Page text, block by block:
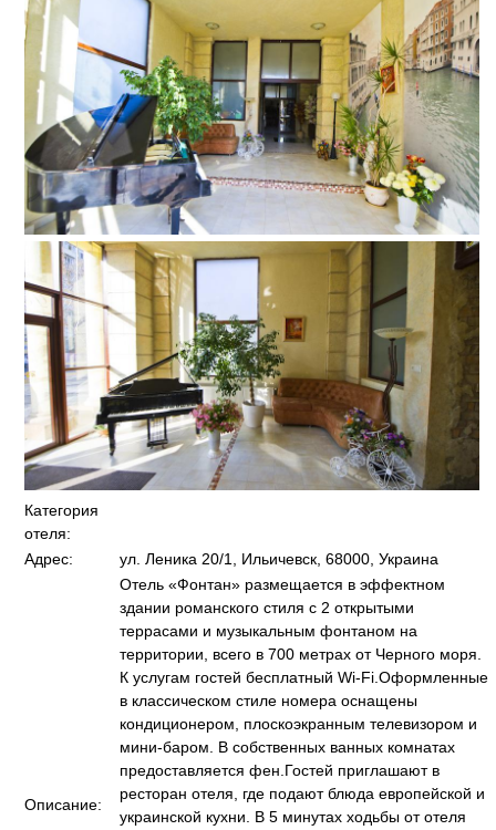
Категория
отеля:
Адрес:
ул. Леника 20/1, Ильичевск, 68000, Украина
Описание:
Отель «Фонтан» размещается в эффектном
здании романского стиля с 2 открытыми
террасами и музыкальным фонтаном на
территории, всего в 700 метрах от Черного моря.
К услугам гостей бесплатный Wi-Fi.Оформленные
в классическом стиле номера оснащены
кондиционером, плоскоэкранным телевизором и
мини-баром. В собственных ванных комнатах
предоставляется фен.Гостей приглашают в
ресторан отеля, где подают блюда европейской и
украинской кухни. В 5 минутах ходьбы от отеля